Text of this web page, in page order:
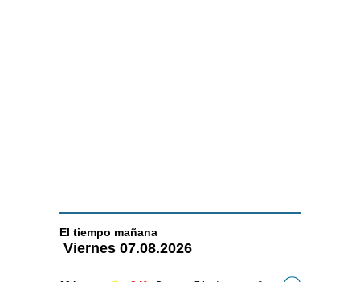
El tiempo mañana
Viernes 07.08.2026